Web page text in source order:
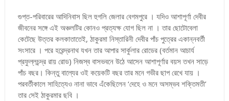
গুপ্ত-পরিবারের আদিনিবাস ছিল হুগলি জেলার বেগমপুরে । যদিও আশাপূর্ণা দেবীর
জীবনের সঙ্গে এই অঞ্চলটির কোনও প্রত্যক্ষ যোগ ছিল না । তার ছোটোবেলা
কেটেছে উত্তর কলকাতাতেই, ঠাকুরমা নিস্তারিনী দেবীর পাঁচ পুত্রের একান্নবর্তী
সংসারে । পরে হরেন্দ্রনাথ যখন তার আপার সার্কুলার রোডের (বর্তমান আচার্য
প্রফুল্লচন্দ্র রায় রোড) নিজস্ব বাসভবনে উঠে আসেন আশাপূর্ণার বয়স তখন সাড়ে
পাঁচ বছর। কিন্তু বাল্যের ওই কয়েকটি বছর তার মনে গভীর ছাপ রেখে যায় ।
পরবর্তীকালে সাহিত্যেও নানা ভাবে এঁকেছিলেন ‘দেহে ও মনে অসম্ভব শক্তিমতী’
তার সেই ঠাকুরমার ছবি ।